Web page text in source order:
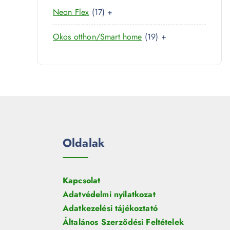
r
e
r
Neon Flex 171
7
t
r
+
Okos otthon/Smart home 191
t
+
Oldalak
Kapcsolat
Adatvédelmi nyilatkozat
Adatkezelési tájékoztató
Általános Szerződési Feltételek